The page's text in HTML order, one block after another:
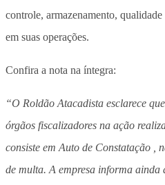
controle, armazenamento,
em suas operações.
Confira a nota na íntegra:
“O Roldão Atacadista esclarece
órgãos fiscalizadores na ação
consiste em Auto de Constatação ,
de multa. A empresa informa ainda